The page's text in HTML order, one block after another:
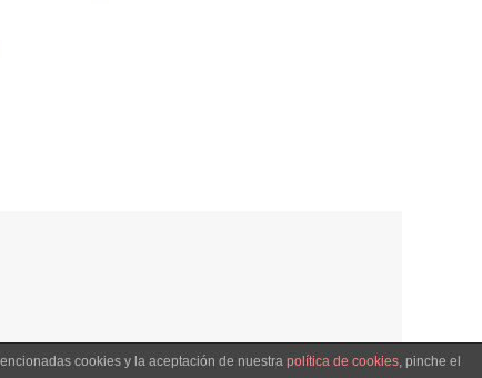
Creado con Tempera&WordPress.
cookies y la aceptación de nuestra política de cookies, pinche el